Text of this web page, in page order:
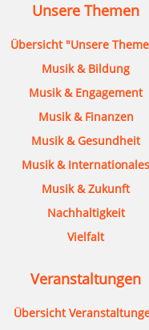
Unsere Themen
Übersicht "Unsere
Musik & Bildung
Musik & Engagement
Musik & Finanzen
Musik & Gesundheit
Musik & Internationales
Musik & Zukunft
Nachhaltigkeit
Vielfalt
Veranstaltungen
Übersicht